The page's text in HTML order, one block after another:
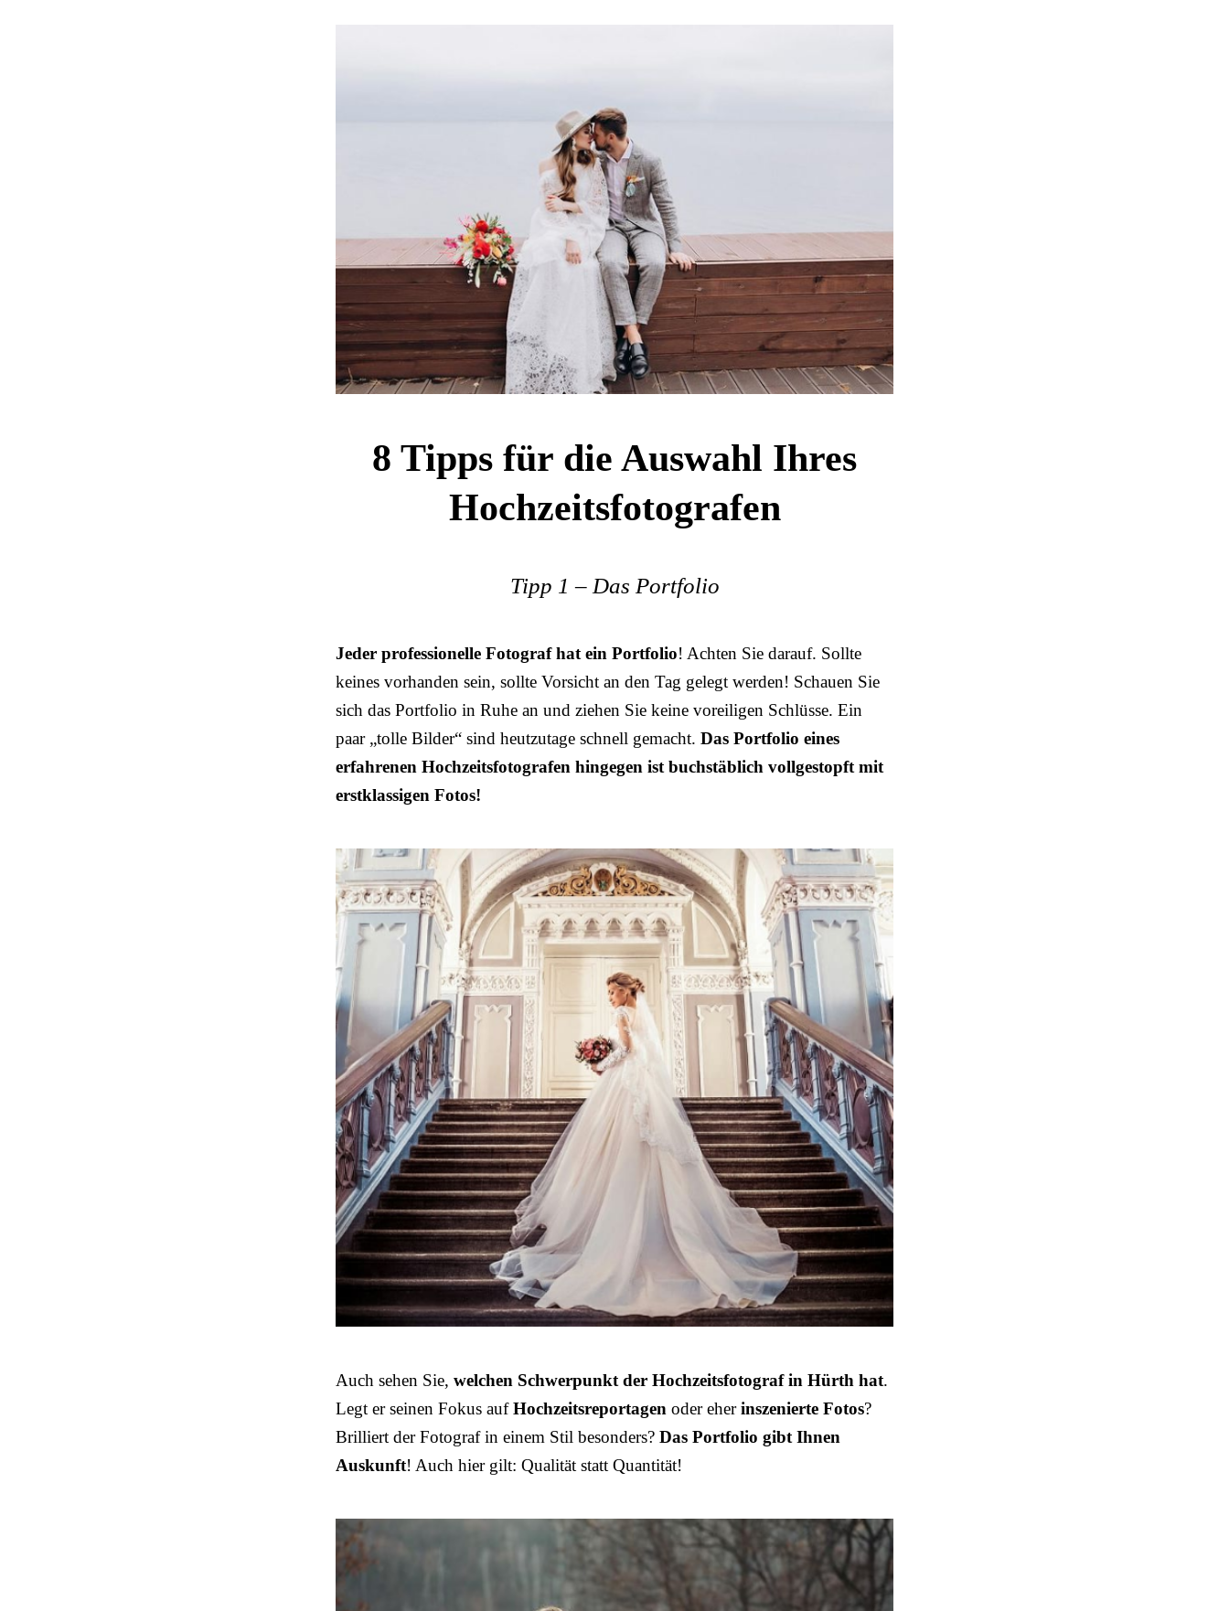
8 Tipps für die Auswahl Ihres
Hochzeitsfotografen
Tipp 1 – Das Portfolio
Jeder professionelle Fotograf hat ein Portfolio! Achten Sie darauf. Sollte
keines vorhanden sein, sollte Vorsicht an den Tag gelegt werden! Schauen Sie
sich das Portfolio in Ruhe an und ziehen Sie keine voreiligen Schlüsse. Ein
paar „tolle Bilder“ sind heutzutage schnell gemacht. Das Portfolio eines
erfahrenen Hochzeitsfotografen hingegen ist buchstäblich vollgestopft mit
erstklassigen Fotos!
Auch sehen Sie, welchen Schwerpunkt der Hochzeitsfotograf in Hürth hat.
Legt er seinen Fokus aufHochzeitsreportagen oder eherinszenierte Fotos?
Brilliert der Fotograf in einem Stil besonders? Das Portfolio gibt Ihnen
Auskunft! Auch hier gilt: Qualität statt Quantität!